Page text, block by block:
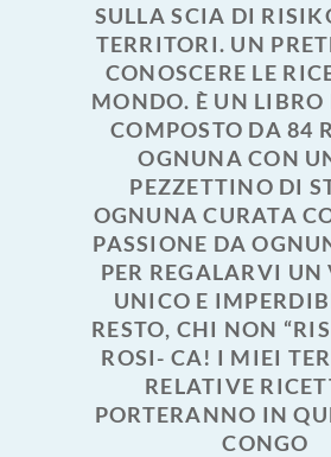
SULLA SCIA DI
TERRITORI. UN
CONOSCERE LE
MONDO. È UN LIBRO
COMPOSTO DA 84
OGNUNA CON
PEZZETTINO DI
OGNUNA CURATA
PASSIONE DA
PER REGALARVI
UNICO E
RESTO, CHI NON
ROSI- CA! I MIEI
RELATIVE
PORTERANNO IN
CONGO